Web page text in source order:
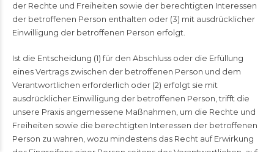
der Rechte und Freiheiten sowie der berechtigten Interessen
der betroffenen Person enthalten oder (3) mit ausdrücklicher
Einwilligung der betroffenen Person erfolgt.
Ist die Entscheidung (1) für den Abschluss oder die Erfüllung
eines Vertrags zwischen der betroffenen Person und dem
Verantwortlichen erforderlich oder (2) erfolgt sie mit
ausdrücklicher Einwilligung der betroffenen Person, trifft die
unsere Praxis angemessene Maßnahmen, um die Rechte und
Freiheiten sowie die berechtigten Interessen der betroffenen
Person zu wahren, wozu mindestens das Recht auf Erwirkung